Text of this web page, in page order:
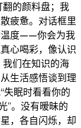
的颜料盘；我
疲惫。对话框里
温度——你会为我
心喝彩，像认识
们在知识的海
生活感悟谈到理
失眠时看看你的
”。没有暧昧的
，各自闪烁，却